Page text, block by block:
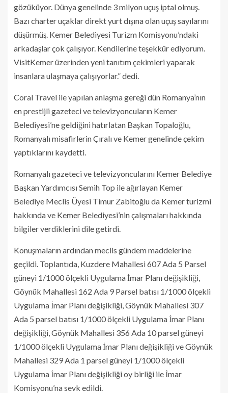
gözüküyor. Dünya genelinde 3 milyon uçuş iptal olmuş.
Bazı charter uçaklar direkt yurt dışına olan uçuş sayılarını
düşürmüş. Kemer Belediyesi Turizm Komisyonu’ndaki
arkadaşlar çok çalışıyor. Kendilerine teşekkür ediyorum.
VisitKemer üzerinden yeni tanıtım çekimleri yaparak
insanlara ulaşmaya çalışıyorlar.” dedi.
Coral Travel ile yapılan anlaşma gereği dün Romanya’nın
en prestijli gazeteci ve televizyoncuların Kemer
Belediyesi’ne geldiğini hatırlatan Başkan Topaloğlu,
Romanyalı misafirlerin Çıralı ve Kemer genelinde çekim
yaptıklarını kaydetti.
Romanyalı gazeteci ve televizyoncularını Kemer Belediye
Başkan Yardımcısı Semih Top ile ağırlayan Kemer
Belediye Meclis Üyesi Timur Zabitoğlu da Kemer turizmi
hakkında ve Kemer Belediyesi’nin çalışmaları hakkında
bilgiler verdiklerini dile getirdi.
Konuşmaların ardından meclis gündem maddelerine
geçildi. Toplantıda, Kuzdere Mahallesi 607 Ada 5 Parsel
güneyi 1/1000 ölçekli Uygulama İmar Planı değişikliği,
Göynük Mahallesi 162 Ada 9 Parsel batısı 1/1000 ölçekli
Uygulama İmar Planı değişikliği, Göynük Mahallesi 307
Ada 5 parsel batısı 1/1000 ölçekli Uygulama İmar Planı
değişikliği, Göynük Mahallesi 356 Ada 10 parsel güneyi
1/1000 ölçekli Uygulama İmar Planı değişikliği ve Göynük
Mahallesi 329 Ada 1 parsel güneyi 1/1000 ölçekli
Uygulama İmar Planı değişikliği oy birliği ile İmar
Komisyonu’na sevk edildi.